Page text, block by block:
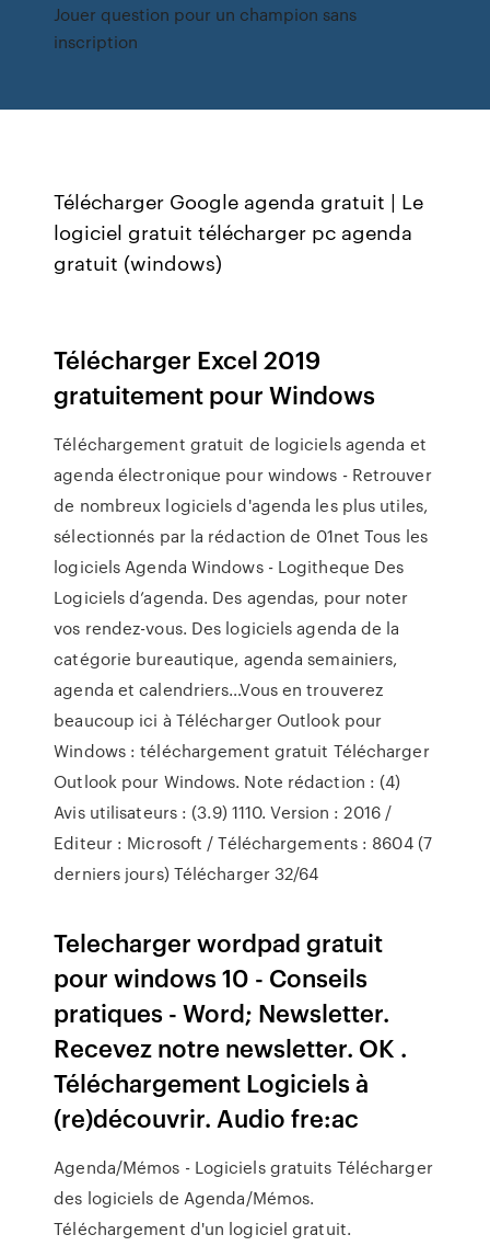
Jouer question pour un champion sans
inscription
Télécharger Google agenda gratuit | Le
logiciel gratuit télécharger pc agenda
gratuit (windows)
Télécharger Excel 2019
gratuitement pour Windows
Téléchargement gratuit de logiciels agenda et
agenda électronique pour windows - Retrouver
de nombreux logiciels d'agenda les plus utiles,
sélectionnés par la rédaction de 01net Tous les
logiciels Agenda Windows - Logitheque Des
Logiciels d’agenda. Des agendas, pour noter
vos rendez-vous. Des logiciels agenda de la
catégorie bureautique, agenda semainiers,
agenda et calendriers…Vous en trouverez
beaucoup ici à Télécharger Outlook pour
Windows : téléchargement gratuit Télécharger
Outlook pour Windows. Note rédaction : (4)
Avis utilisateurs : (3.9) 1110. Version : 2016 /
Editeur : Microsoft / Téléchargements : 8604 (7
derniers jours) Télécharger 32/64
Telecharger wordpad gratuit
pour windows 10 - Conseils
pratiques - Word; Newsletter.
Recevez notre newsletter. OK .
Téléchargement Logiciels à
(re)découvrir. Audio fre:ac
Agenda/Mémos - Logiciels gratuits Télécharger
des logiciels de Agenda/Mémos.
Téléchargement d'un logiciel gratuit.